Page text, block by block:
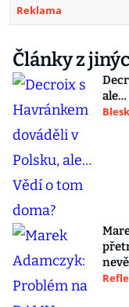
Reklama
Články z
ale…